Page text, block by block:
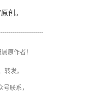
创。
原作者！
发。
联系，